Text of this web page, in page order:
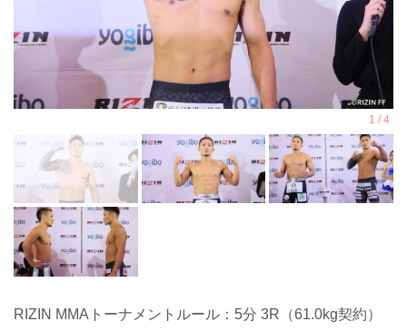
RIZIN MMAトーナメントルール：5分 3R（61.0kg契約）